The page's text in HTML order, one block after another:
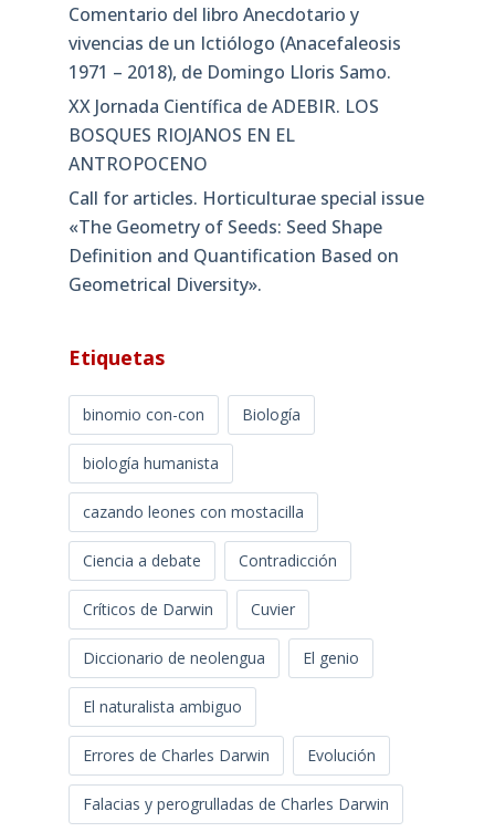
Comentario del libro Anecdotario y
vivencias de un Ictiólogo (Anacefaleosis
1971 – 2018), de Domingo Lloris Samo.
XX Jornada Científica de ADEBIR. LOS
BOSQUES RIOJANOS EN EL
ANTROPOCENO
Call for articles. Horticulturae special issue
«The Geometry of Seeds: Seed Shape
Definition and Quantification Based on
Geometrical Diversity»​.
Etiquetas
binomio con-con Biología
biología humanista
cazando leones con mostacilla
Ciencia a debate Contradicción
Críticos de Darwin Cuvier
Diccionario de neolengua El genio
El naturalista ambiguo
Errores de Charles Darwin Evolución
Falacias y perogrulladas de Charles Darwin